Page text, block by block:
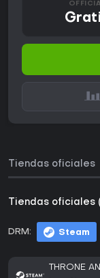
Tiendas oficiales
Tiendas oficiales
DRM: Steam
THRONE